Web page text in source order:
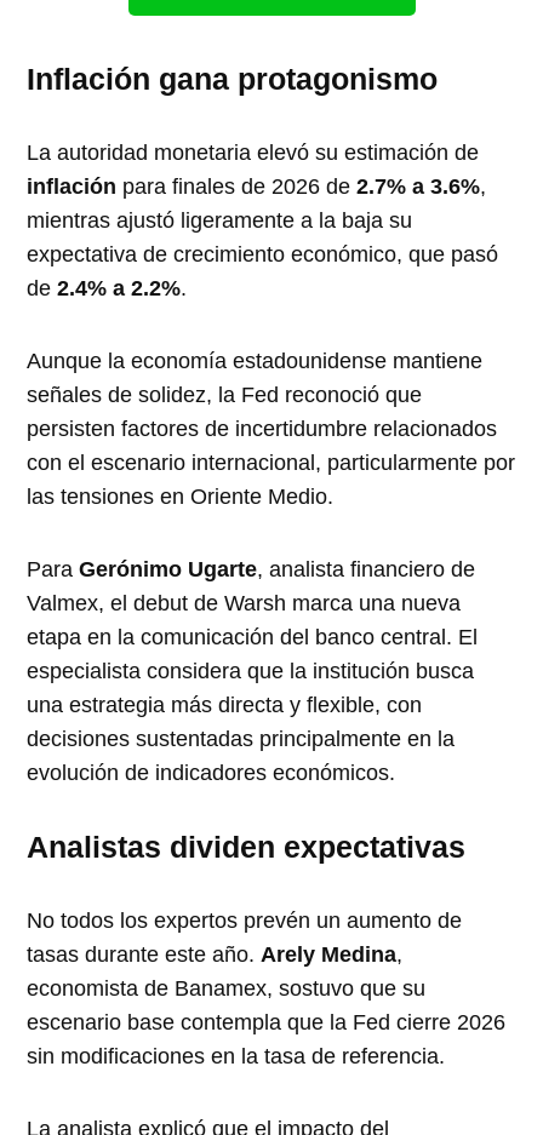
Inflación gana protagonismo
La autoridad monetaria elevó su estimación de
inflación para finales de 2026 de2.7% a 3.6%,
mientras ajustó ligeramente a la baja su
expectativa de crecimiento económico, que pasó
de2.4% a 2.2%.
Aunque la economía estadounidense mantiene
señales de solidez, la Fed reconoció que
persisten factores de incertidumbre relacionados
con el escenario internacional, particularmente por
las tensiones en Oriente Medio.
ParaGerónimo Ugarte, analista financiero de
Valmex, el debut de Warsh marca una nueva
etapa en la comunicación del banco central. El
especialista considera que la institución busca
una estrategia más directa y flexible, con
decisiones sustentadas principalmente en la
evolución de indicadores económicos.
Analistas dividen expectativas
No todos los expertos prevén un aumento de
tasas durante este año. Arely Medina,
economista de Banamex, sostuvo que su
escenario base contempla que la Fed cierre 2026
sin modificaciones en la tasa de referencia.
La analista explicó que el impacto del